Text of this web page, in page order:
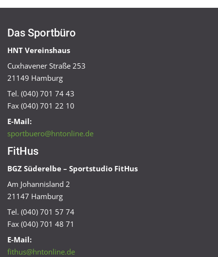
Das Sportbüro
HNT Vereinshaus
Cuxhavener Straße 253
21149 Hamburg
Tel. (040) 701 74 43
Fax (040) 701 22 10
E-Mail:
sportbuero@hntonline.de
FitHus
BGZ Süderelbe – Sportstudio FitHus
Am Johannisland 2
21147 Hamburg
Tel. (040) 701 57 74
Fax (040) 701 48 71
E-Mail:
fithus@hntonline.de